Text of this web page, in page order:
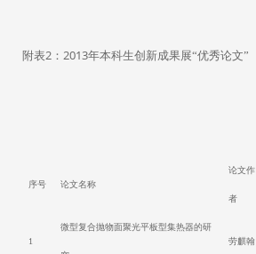
附表2 ： 2013年本科生创新成果展“优秀论文”
序号 论文名称
论文作
者
1
微型复合抛物面聚光平板型集热器的研
劳麒翰